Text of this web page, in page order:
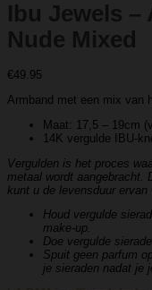
Ibu Jewels –
Nude Mixed
€49.95
Armband met een mix van
Maat: 17,5 – 19cm
14K vergulde IBU-
Vergulden is het proces
metaal wordt aangebracht.
kunt u de levensduur
Houd vergulde
make-up.
Doe vergulde
Spuit geen parfum
je sieraden nadat je